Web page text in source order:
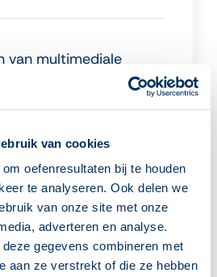
van cookies
oefenresultaten bij te houden
te analyseren. Ook delen we
van onze site met onze
adverteren en analyse.
gegevens combineren met
aan ze verstrekt of die ze hebben
van multimediale
mogelijkheden om
and Technology